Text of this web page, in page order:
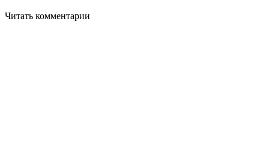
Читать комментарии